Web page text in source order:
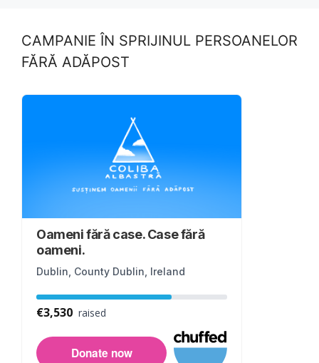
CAMPANIE ÎN SPRIJINUL PERSOANELOR
FĂRĂ ADĂPOST